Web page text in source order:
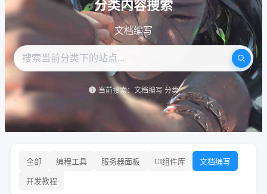
分类内容搜索
文档编写
当前搜索：文档编写 分类
全部 编程工具 服务器面板 UI组件库 文档编写
开发教程